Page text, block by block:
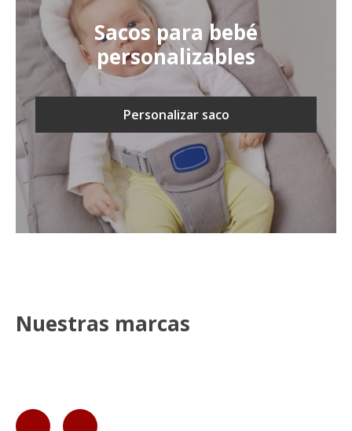
Sacos para bebé
personalizables
Personalizar saco
Nuestras marcas